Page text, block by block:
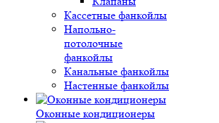
Кассетные фанкойлы
Напольно-
потолочные
фанкойлы
Канальные фанкойлы
Настенные фанкойлы
Оконные кондиционеры